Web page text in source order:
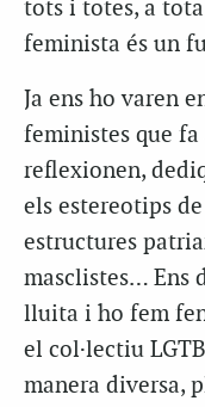
tots i totes, a
feminista és un
Ja ens ho varen
feministes que
reflexionen,
els estereotips
estructures
masclistes… Ens
lluita i ho fem
el col·lectiu
manera diversa,